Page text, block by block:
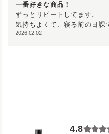
一番好きな商品！
ずっとリピートしてます。
気持ちよくて、寝る前の日課
2026.02.02
4.8